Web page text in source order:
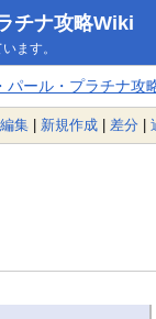
チナ攻略Wiki
ます。
パール・プラチナ攻
集 | 新規作成 | 差分 |